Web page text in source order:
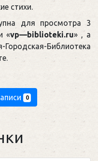
стихи.
для просмотра 3
«vp—biblioteki.ru» , а
Городская-Библиотека
0